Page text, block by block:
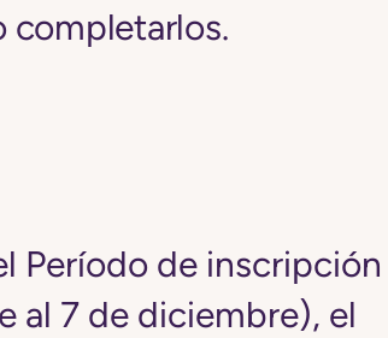
completarlos.
Período de inscripción
al 7 de diciembre), el